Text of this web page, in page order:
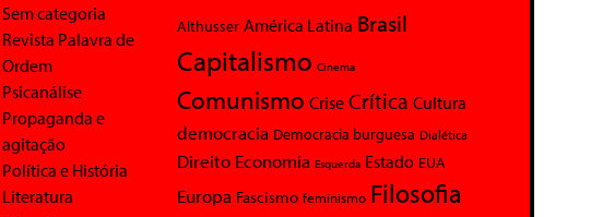
Sem categoria
Revista Palavra de
Ordem
Psicanálise
Propaganda e
agitação
Política e História
Literatura
Althusser América Latina Brasil
Capitalismo Cinema
Comunismo Crise Crítica Cultura
democracia Democracia burguesa Dialética
Direito Economia Esquerda Estado EUA
Europa Fascismo feminismo Filosofia